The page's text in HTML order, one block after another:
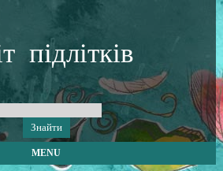
підлітків
MENU